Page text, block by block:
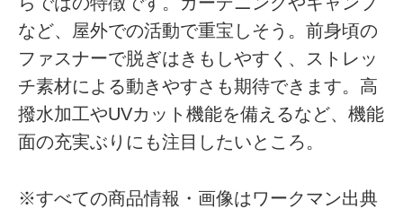
など、屋外での活動で重宝しそう。前身頃の
ファスナーで脱ぎはきもしやすく、ストレッ
チ素材による動きやすさも期待できます。高
撥水加工やUVカット機能を備えるなど、機能
面の充実ぶりにも注目したいところ。
※すべての商品情報・画像はワークマン出典